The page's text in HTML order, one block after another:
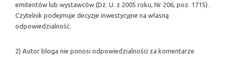
emitentów lub wystawców (Dz. U. z 2005 roku, Nr 206, poz. 1715) .
Czytelnik podejmuje decyzje inwestycyjne na własną
odpowiedzialność.
2) Autor bloga nie ponosi odpowiedzialności za komentarze